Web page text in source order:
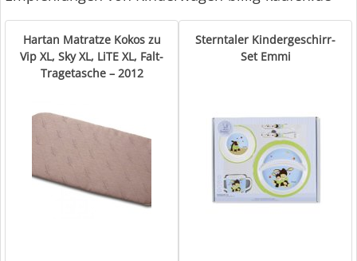
Hartan Matratze Kokos zu
Vip XL, Sky XL, LiTE XL, Falt-
Tragetasche – 2012
Sterntaler Kindergeschirr-
Set Emmi